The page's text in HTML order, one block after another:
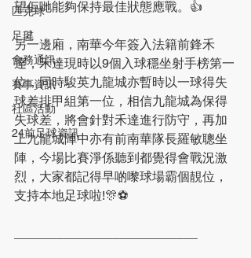
匹克球
足毽
會務通訊
賽事資訊
社區活動
24前足球資訊
望佢哋能夠保持最佳狀態應戰。👍
另一邊廂，南華今年簽入法籍前鋒禾
達，禾達現時以9個入球穩坐射手榜第一
位，同時駿英九龍城亦暫時以一球得失
球差排甲組第一位，相信九龍城為保得
失球差，將會針對禾達進行防守，再加
上九龍城陣中亦有前南華隊長羅敏聰坐
陣，今場比賽淨係聽到都覺得會戰況激
烈，大家都記得早啲嚟球場霸個靚位，
支持本地足球啦!🎊⚽